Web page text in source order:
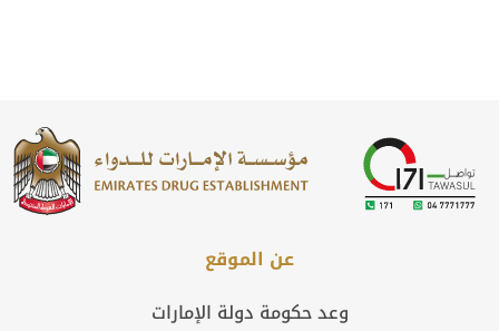
عن الموقع
وعد حكومة دولة الإمارات